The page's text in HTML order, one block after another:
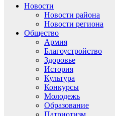
Новости
Новости района
Новости региона
Общество
Армия
Благоустройство
Здоровье
История
Культура
Конкурсы
Молодежь
Образование
Патриотизм